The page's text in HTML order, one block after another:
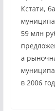
Кстати,
59 млн
а
в 2006